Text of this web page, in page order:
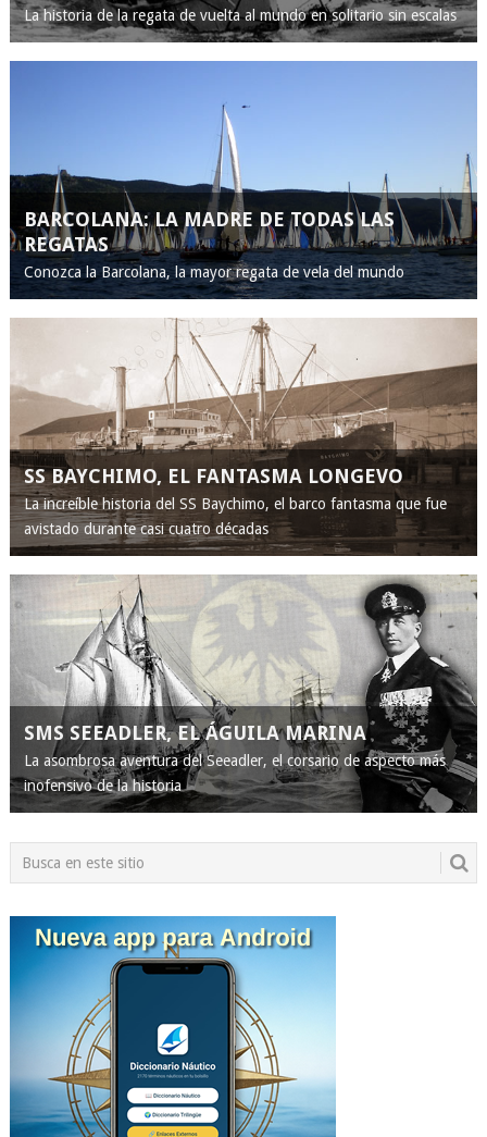
La historia de la regata de vuelta al mundo en solitario sin escalas
BARCOLANA: LA MADRE DE TODAS LAS
REGATAS
Conozca la Barcolana, la mayor regata de vela del mundo
SS BAYCHIMO, EL FANTASMA LONGEVO
La increíble historia del SS Baychimo, el barco fantasma que fue
avistado durante casi cuatro décadas
SMS SEEADLER, EL ÁGUILA MARINA
La asombrosa aventura del Seeadler, el corsario de aspecto más
inofensivo de la historia